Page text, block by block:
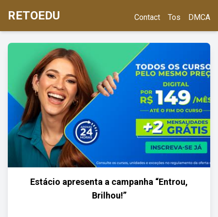
RETOEDU Contact Tos DMCA
Estácio apresenta a campanha “Entrou,
Brilhou!”